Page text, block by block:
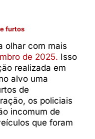
furtos
olhar com mais
de 2025. Isso
realizada em
alvo uma
de
os policiais
incomum de
que foram